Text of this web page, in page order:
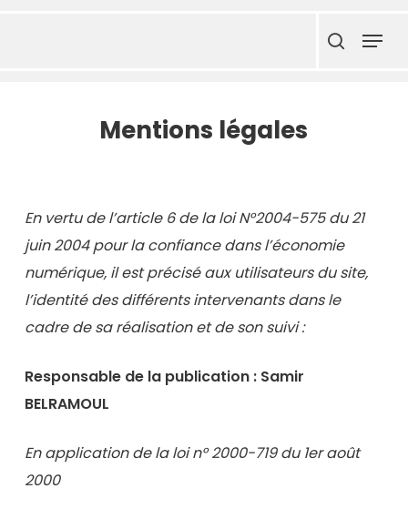
search
Menu
Mentions légales
En vertu de l’article 6 de la loi N°2004-575 du 21
juin 2004 pour la confiance dans l’économie
numérique, il est précisé aux utilisateurs du site,
l’identité des différents intervenants dans le
cadre de sa réalisation et de son suivi :
Responsable de la publication : Samir
BELRAMOUL
En application de la loi n° 2000-719 du 1er août
2000